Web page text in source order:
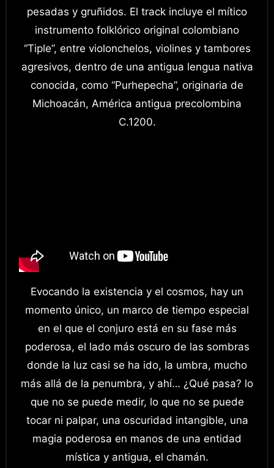
pesadas y gruñidos. El track incluye el mítico
instrumento folklórico original colombiano
“Tiple”, entre violonchelos, violines y tambores
agresivos, dentro de una antigua lengua nativa
conocida, como “Purhepecha”, originaria de
Michoacán, América antigua precolombina
C.1200.
Evocando la existencia y el cosmos, hay un
momento único, un marco de tiempo especial
en el que el conjuro está en su fase más
poderosa, el lado más oscuro de las sombras
donde la luz casi se ha ido, la umbra, mucho
más allá de la penumbra, y ahí… ¿Qué pasa? lo
que no se puede medir, lo que no se puede
tocar ni palpar, una oscuridad intangible, una
magia poderosa en manos de una entidad
mística y antigua, el chamán.